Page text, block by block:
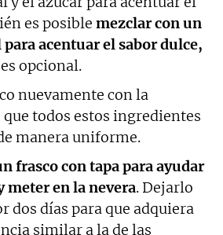
es posible mezclar con un
acentuar el sabor dulce,
opcional.
nuevamente con la
todos estos ingredientes
manera uniforme.
frasco con tapa para ayudar
meter en la nevera. Dejarlo
dos días para que adquiera
similar a la de las